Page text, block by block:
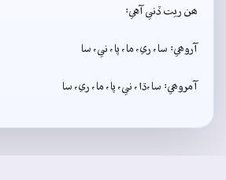
ھن ريت ڏني آهي:
آروھي: سا، ري، ما، پا، ني، سا
آمروھي: سا،ڌا، ني، پا، ما، ري، سا